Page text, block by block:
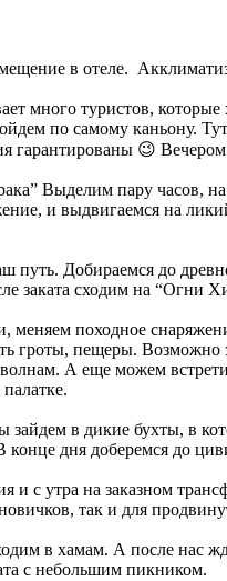
в отеле.
много туристов,
по самому каньону.
гарантированы 😉
Выделим пару часов,
и выдвигаемся на
путь. Добираемся до
заката сходим на
меняем походное
гроты, пещеры.
А еще можем
в дикие бухты, в
конце дня доберемся до
и с утра на заказном
так и для
в хамам. А после нас
с небольшим пикником.